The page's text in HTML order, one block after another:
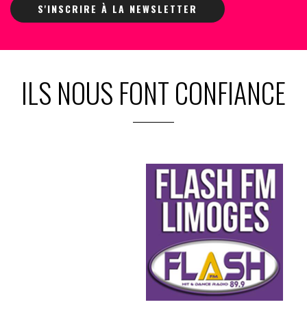
S'INSCRIRE À LA NEWSLETTER
ILS NOUS FONT CONFIANCE